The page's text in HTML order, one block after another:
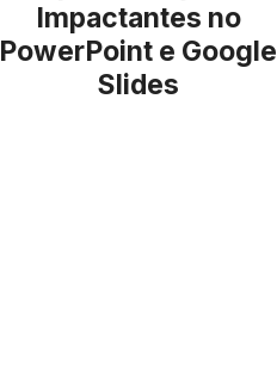
Impactantes no
PowerPoint e Google
Slides